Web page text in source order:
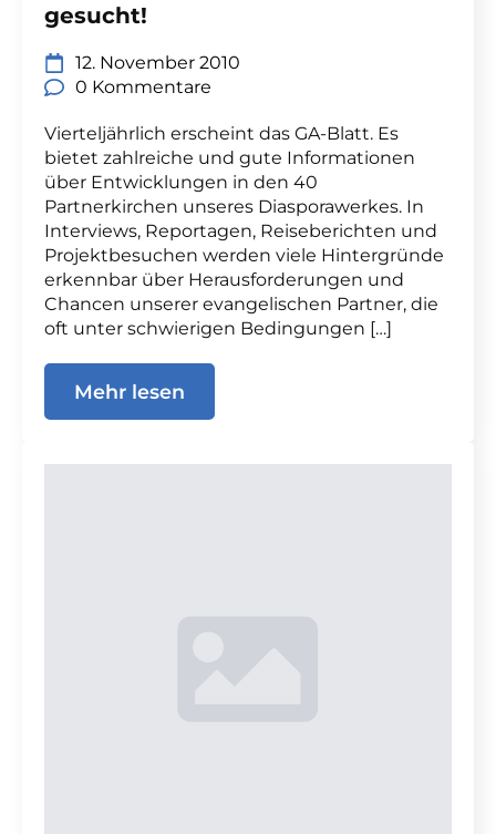
gesucht!
12. November 2010
0 Kommentare
Vierteljährlich erscheint das GA-Blatt. Es
bietet zahlreiche und gute Informationen
über Entwicklungen in den 40
Partnerkirchen unseres Diasporawerkes. In
Interviews, Reportagen, Reiseberichten und
Projektbesuchen werden viele Hintergründe
erkennbar über Herausforderungen und
Chancen unserer evangelischen Partner, die
oft unter schwierigen Bedingungen […]
Mehr lesen